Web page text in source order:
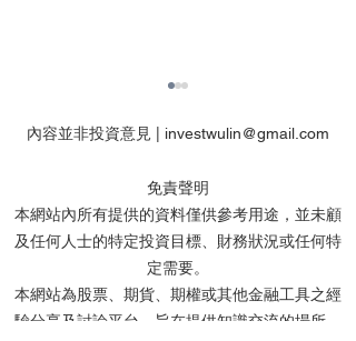
【虎哥】港股留意黃金
股，美股要等等
內容並非投資意見 | investwulin@gmail.com
免責聲明
本網站內所有提供的資料僅供參考用途，並未顧
及任何人士的特定投資目標、財務狀況或任何特
定需要。
本網站為股票、期貨、期權或其他金融工具之經
驗分享及討論平台，旨在提供知識交流的場所，